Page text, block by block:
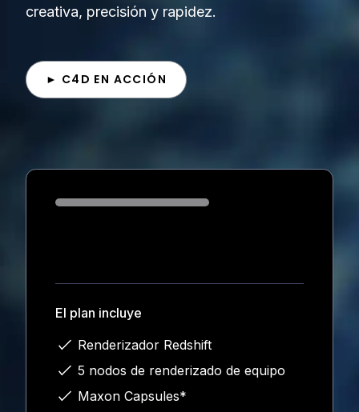
creativa, precisión y rapidez.
► C4D EN ACCIÓN
Loading...
El plan incluye
Renderizador Redshift
5 nodos de renderizado de equipo
Maxon Capsules*